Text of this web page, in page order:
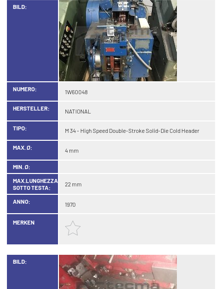
BILD:
NUMERO: 1W60048
HERSTELLER: NATIONAL
TIPO: M 34 - High Speed Double-Stroke Solid-Die Cold Header
MAX. Ø: 4 mm
MIN. Ø:
MAX.LUNGHEZZA
SOTTO TESTA:
22 mm
ANNO: 1970
MERKEN
BILD: